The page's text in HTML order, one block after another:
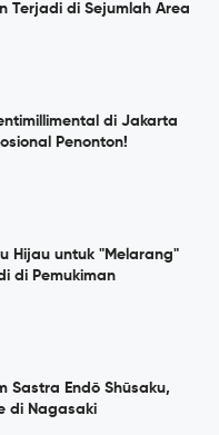
Terjadi di Sejumlah Area
di Jakarta
Penonton!
Hijau untuk "Melarang"
di Pemukiman
Sastra Endō Shūsaku,
di Nagasaki